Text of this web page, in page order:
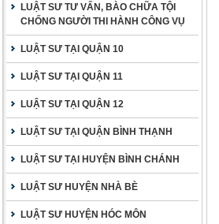
LUẬT SƯ TƯ VẤN, BÀO CHỮA TỘI
CHỐNG NGƯỜI THI HÀNH CÔNG VỤ
LUẬT SƯ TẠI QUẬN 10
LUẬT SƯ TẠI QUẬN 11
LUẬT SƯ TẠI QUẬN 12
LUẬT SƯ TẠI QUẬN BÌNH THẠNH
LUẬT SƯ TẠI HUYỆN BÌNH CHÁNH
LUẬT SƯ HUYỆN NHÀ BÈ
LUẬT SƯ HUYỆN HÓC MÔN